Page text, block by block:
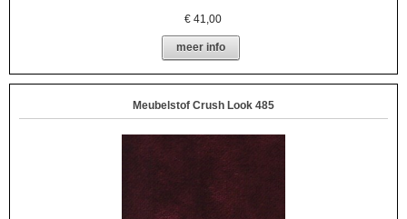
€41,00
meer info
Meubelstof Crush Look 485